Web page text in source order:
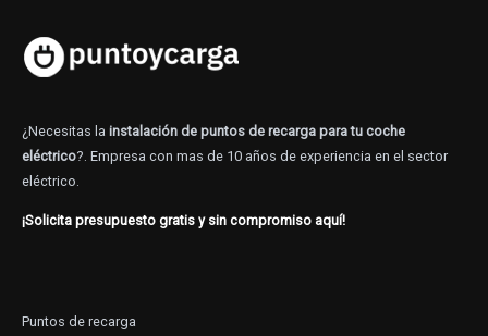
¿Necesitas la instalación de puntos de recarga para tu coche
eléctrico?. Empresa con mas de 10 años de experiencia en el sector
eléctrico.
¡Solicita presupuesto gratis y sin compromiso aquí!
Puntos de recarga